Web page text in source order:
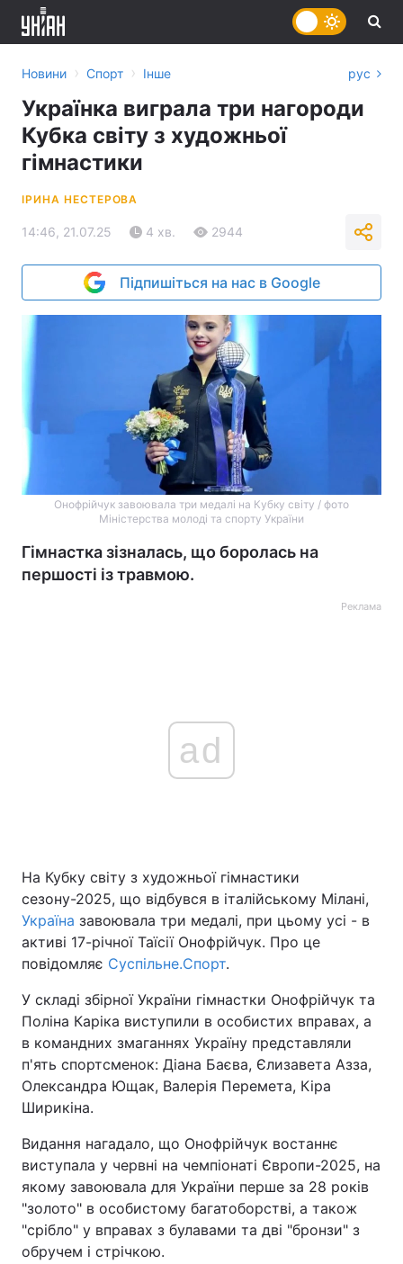
Головна Війна
Україна Політика
Економіка Світ
Спорт Наука
Техно і зв'язок Лайт
Зброя Інциденти
Здоров'я
Цікавинки Погода
Екологія Регіони
Лонгріди
Новини › Спорт › Інше рус
Українка виграла три нагороди
Кубка світу з художньої
гімнастики
ІРИНА НЕСТЕРОВА
14:46, 21.07.25 4 хв. 2944
Підпишіться на нас в Google
Онофрійчук завоювала три медалі на Кубку світу / фото
Міністерства молоді та спорту України
Гімнастка зізналась, що боролась на
першості із травмою.
Реклама
ad
На Кубку світу з художньої гімнастики
сезону-2025, що відбувся в італійському Мілані,
Україна завоювала три медалі, при цьому усі - в
активі 17-річної Таїсії Онофрійчук. Про це
повідомляє Суспільне.Спорт.
У складі збірної України гімнастки Онофрійчук та
Поліна Каріка виступили в особистих вправах, а
в командних змаганнях Україну представляли
п'ять спортсменок: Діана Баєва, Єлизавета Азза,
Олександра Ющак, Валерія Перемета, Кіра
Ширикіна.
Видання нагадало, що Онофрійчук востаннє
виступала у червні на чемпіонаті Європи-2025, на
якому завоювала для України перше за 28 років
"золото" в особистому багатоборстві, а також
"срібло" у вправах з булавами та дві "бронзи" з
обручем і стрічкою.